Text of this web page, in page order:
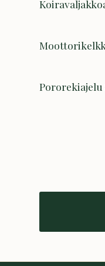
Pororekiajelu